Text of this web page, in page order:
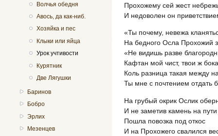
Волчья обедня
Авось, да как-ниб.
Хозяйка и пес
Клыки или яйца
Урок учтивости
Курятник
Две Лягушки
Баринов
Бобро
Эрлих
Мезенцев
Прохожему сей жест
И недоволен он
«Ты почему, невежа
На бедного Осла Прохожий
«Не видишь разве
Кафтан мой чист, твои ж
Коль разница такая между
Ты мне с почтением отдать
На грубый окрик Ослик
И не заметив камень на пути
Пошла повозка под откос
И на Прохожего свалился